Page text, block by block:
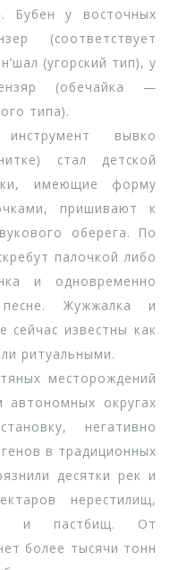
Бубен у восточных
(соответствует
(угорский тип), у
(обечайка —
типа).
вывко
стал детской
имеющие форму
пришивают к
оберега. По
палочкой либо
и одновременно
песне. Жужжалка и
сейчас известны как
ритуальными.
месторождений
округах
негативно
в традиционных
десятки рек и
нерестилищ,
и пастбищ. От
более тысячи тонн